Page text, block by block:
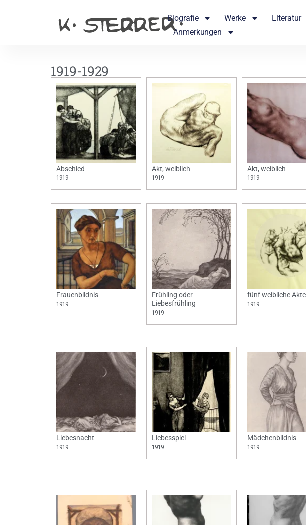
Biografie Werke
Literatur
Anmerkungen
1919-1929
Abschied
1919
Akt, weiblich
1919
Akt, weiblich
1919
Frauenbildnis
1919
Frühling oder
Liebesfrühling
1919
fünf weibliche Akte
1919
Liebesnacht
1919
Liebesspiel
1919
Mädchenbildnis
1919